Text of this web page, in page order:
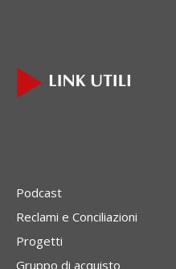
Podcast
Reclami e Conciliazioni
Progetti
Gruppo di acquisto